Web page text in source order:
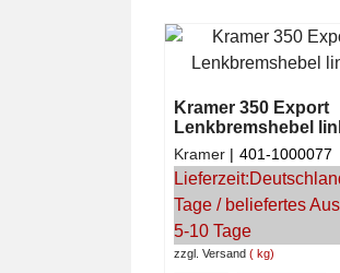
Kramer 350 Export
Lenkbremshebel
zzgl. Versand kg
Kramer 401-1000077
Lieferzeit:
Tage / beliefertes
5-10 Tage